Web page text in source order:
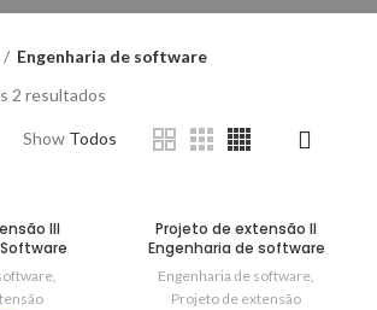
Engenharia de software
2 resultados
Show Todos
III
,
Projeto de extensão II
Engenharia de software
Engenharia de software,
Projeto de extensão